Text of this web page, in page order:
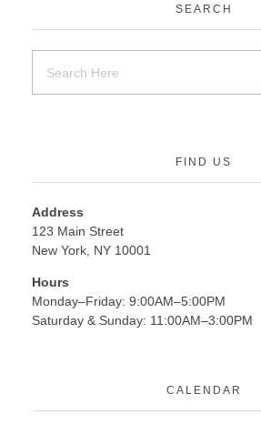
SEARCH
FIND US
Address
123 Main Street
New York, NY 10001
Hours
Monday–Friday: 9:00AM–5:00PM
Saturday & Sunday: 11:00AM–3:00PM
CALENDAR